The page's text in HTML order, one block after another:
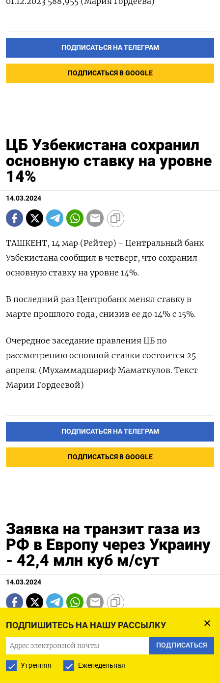
ПОДПИШИТЕСЬ НА НАШУ РАССЫЛКУ
ПОДПИСАТЬСЯ
Утренняя Еженедельная
ПОДПИСАТЬСЯ НА ТЕЛЕГРАМ
ПОДПИСАТЬСЯ В GOOGLE
ЦБ Узбекистана сохранил
основную ставку на уровне
14%
14.03.2024
ТАШКЕНТ, 14 мар (Рейтер) - Центральный банк
Узбекистана сообщил в четверг, что сохранил
основную ставку на уровне 14%.
В последний раз Центробанк менял ставку в
марте прошлого года, снизив ее до 14% с 15%.
Очередное заседание правления ЦБ по
рассмотрению основной ставки состоится 25
апреля. (Мухаммадшариф Маматкулов. Текст
Марии Гордеевой)
ПОДПИСАТЬСЯ НА ТЕЛЕГРАМ
ПОДПИСАТЬСЯ В GOOGLE
Заявка на транзит газа из
РФ в Европу через Украину
- 42,4 млн куб м/сут
14.03.2024
МОСКВА, 14 мар (Рейтер) - Заявка на прокачку
российского газа в Европу через Украину
составляет 42,4 миллиона кубометров в сутки,
сообщил Газпром.